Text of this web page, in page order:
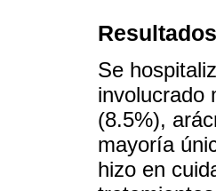
Se
involucrado
(8.5%),
mayoría
hizo en